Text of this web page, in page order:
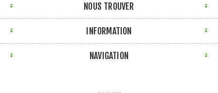
NOUS TROUVER
INFORMATION
NAVIGATION